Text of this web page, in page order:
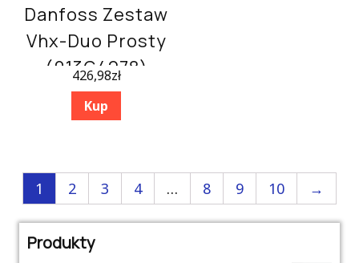
Danfoss Zestaw
Vhx-Duo Prosty
(013G4278)
426,98zł
Kup
1 2 3 4 … 8 9 10 →
Produkty